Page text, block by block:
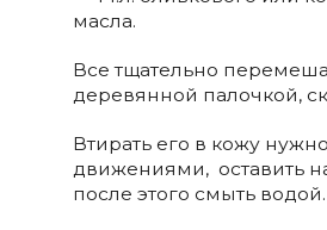
масла.
Все тщательно
деревянной палочкой,
Втирать его в кожу
движениями, оставить
после этого смыть водой.